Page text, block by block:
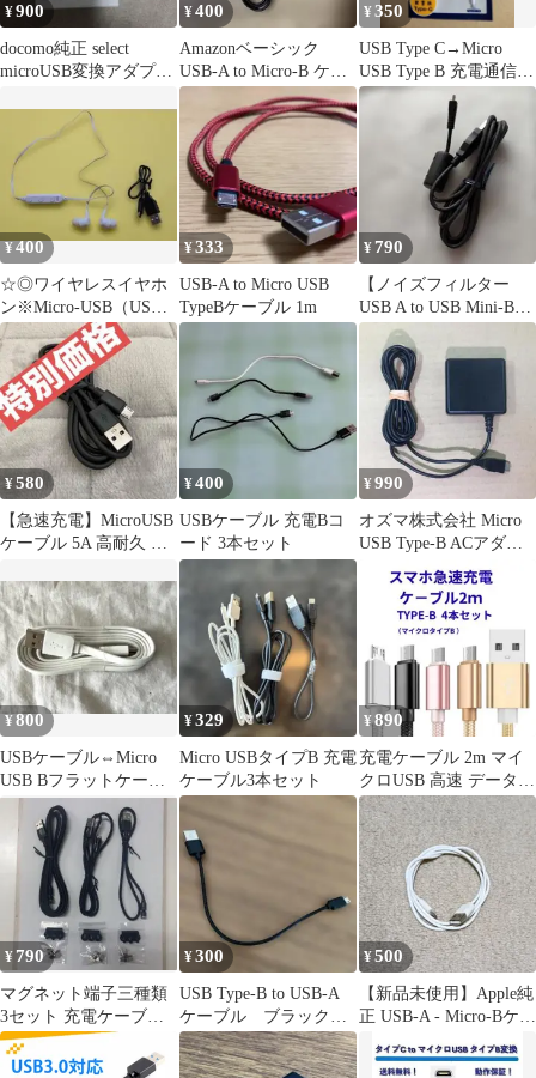
¥900
docomo純正 select
microUSB変換アダプタ
¥400
Amazonベーシック
USB-A to Micro-B ケー
ブル
¥350
USB Type C→Micro
USB Type B 充電通信変
換アダプター
¥400
☆◎ワイヤレスイヤホ
ン※Micro-USB（USB
Micro-B）ケーブル付
¥333
USB-A to Micro USB
TypeBケーブル 1m
¥ 790
【ノイズフィルター
USB A to USB Mini-Bケ
ーブル】
¥580
⁠【急速充電】MicroUSB
ケーブル 5A 高耐久 断
¥400
USBケーブル 充電Bコ
ード 3本セット
¥990
オズマ株式会社 Micro
USB Type-B ACアダプ
タ 充電器 作動確認
¥800
USBケーブル⇔Micro
USB Bフラットケーブ
ル ホワイト 1m
¥329
Micro USBタイプB 充電
ケーブル3本セット
¥890
充電ケーブル 2m マイ
クロUSB 高速 データ転
送可
¥ 790
マグネット端子三種類
3セット 充電ケーブル 3
本
¥300
USB Type-B to USB-A
ケーブル ブラック
24cm
¥500
【新品未使用】Apple純
正 USB-A - Micro-Bケー